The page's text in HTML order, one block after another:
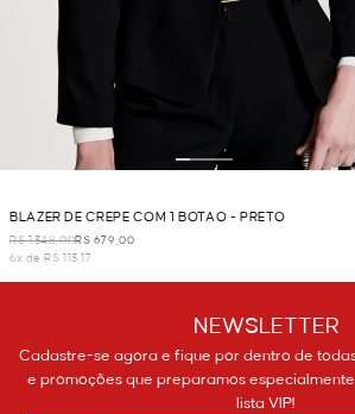
BLAZER DE CREPE COM 1 BOTAO - PRETO
R$ 1.348,00R$ 679,00
6x de R$ 113,17
NEWSLETTER
Cadastre-se agora e fique por dentro de
e promoções que preparamos
lista VIP!